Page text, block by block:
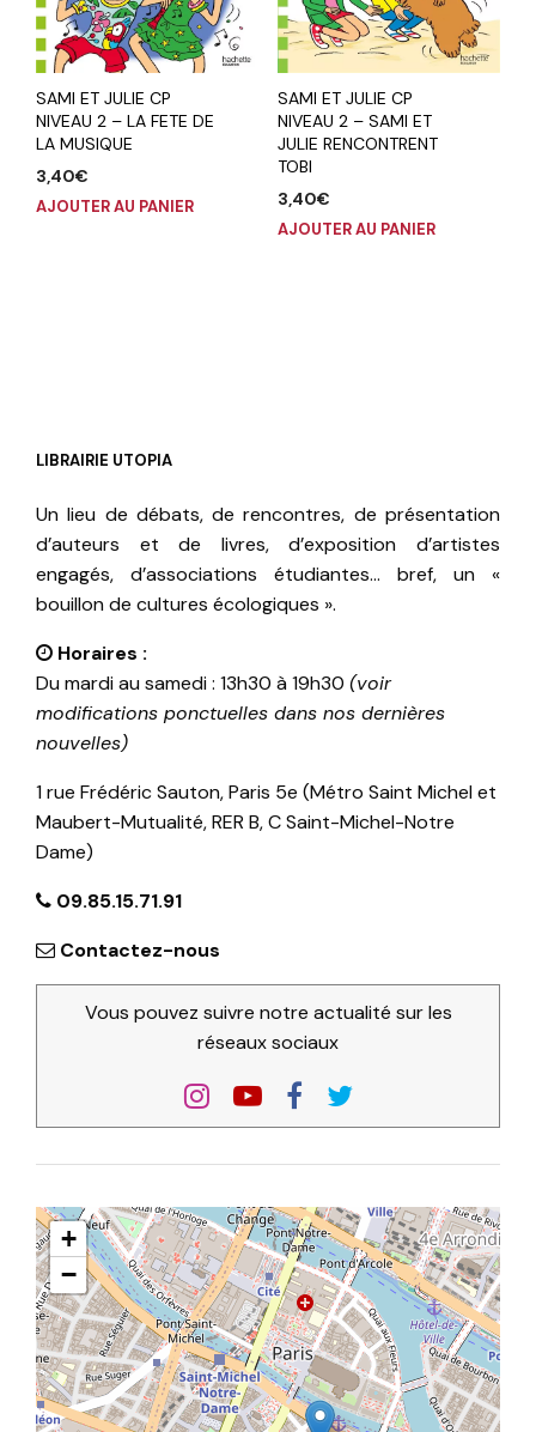
SAMI ET JULIE CP
NIVEAU 2 – LA FETE DE
LA MUSIQUE
3,40€
AJOUTER AU PANIER
SAMI ET JULIE CP
NIVEAU 2 – SAMI ET
JULIE RENCONTRENT
TOBI
3,40€
AJOUTER AU PANIER
LIBRAIRIE UTOPIA
Un lieu de débats, de rencontres, de présentation
d’auteurs et de livres, d’exposition d’artistes
engagés, d’associations étudiantes… bref, un «
bouillon de cultures écologiques ».
Horaires :
Du mardi au samedi : 13h30 à 19h30 (voir
modifications ponctuelles dans nos dernières
nouvelles)
1 rue Frédéric Sauton, Paris 5e (Métro Saint Michel et
Maubert-Mutualité, RER B, C Saint-Michel-Notre
Dame)
09.85.15.71.91
Contactez-nous
Vous pouvez suivre notre actualité sur les
réseaux sociaux
+
−